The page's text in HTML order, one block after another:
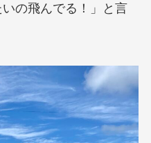
の飛んでる！」と言